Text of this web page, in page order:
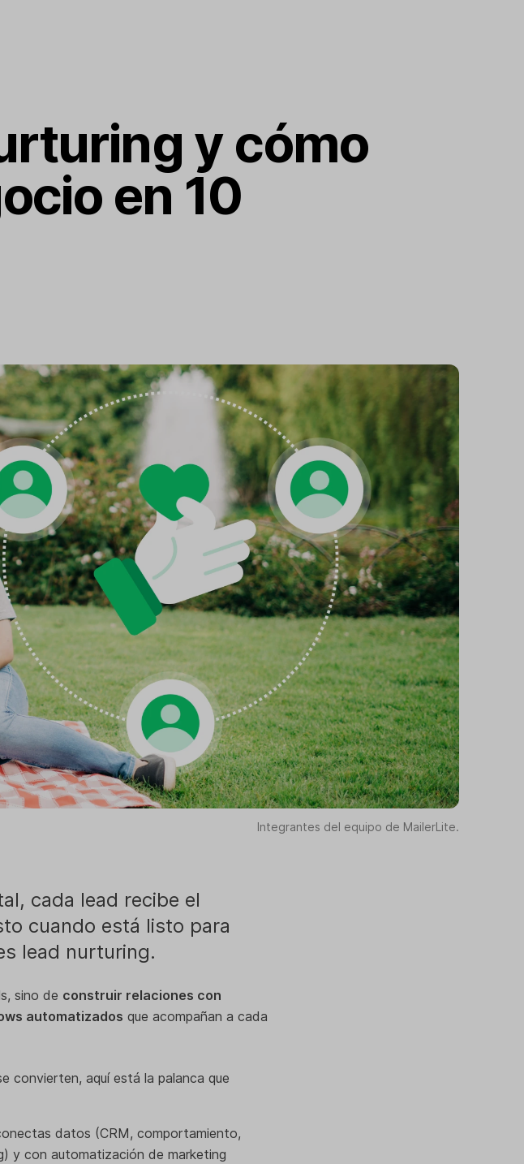
y cómo
en 10
Integrantes del equipo de MailerLite.
cada lead recibe el
cuando está listo para
lead nurturing.
sino de construir relaciones con
automatizados que acompañan a cada
convierten, aquí está la palanca que
datos (CRM, comportamiento,
y con automatización de marketing